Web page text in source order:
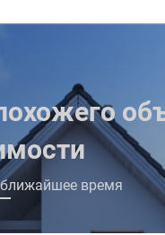
вся социально
время